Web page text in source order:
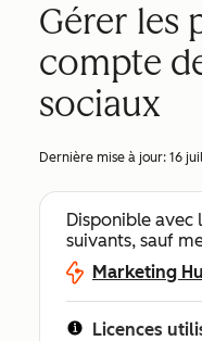
Gérer les
compte
sociaux
Dernière mise à jour: 16
Disponible avec
suivants, sauf
Marketing
Licences